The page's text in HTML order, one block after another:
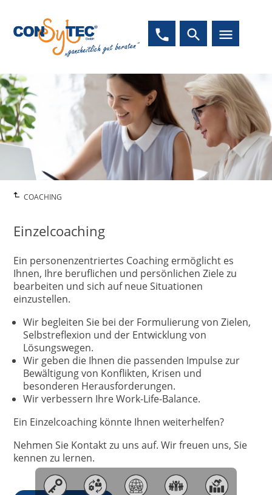
phone search menu
COACHING
Einzelcoaching
Ein personenzentriertes Coaching ermöglicht es
Ihnen, Ihre beruflichen und persönlichen Ziele zu
bearbeiten und sich auf neue Situationen
einzustellen.
Wir begleiten Sie bei der Formulierung von Zielen,
Selbstreflexion und der Entwicklung von
Lösungswegen.
Wir geben die Ihnen die passenden Impulse zur
Bewältigung von Konflikten, Krisen und
besonderen Herausforderungen.
Wir verbessern Ihre Work-Life-Balance.
Ein Einzelcoaching könnte Ihnen weiterhelfen?
Nehmen Sie Kontakt zu uns auf. Wir freuen uns, Sie
kennen zu lernen.